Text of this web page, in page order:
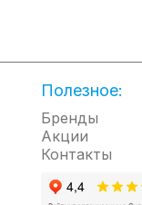
Полезное:
Бренды
Акции
Контакты